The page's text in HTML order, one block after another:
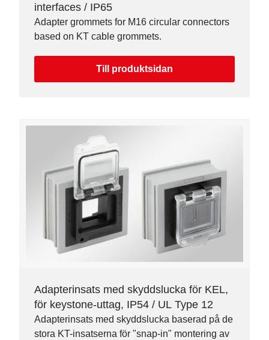
interfaces / IP65
Adapter grommets for M16 circular connectors
based on KT cable grommets.
Till produktsidan
Adapterinsats med skyddslucka för KEL,
för keystone-uttag, IP54 / UL Type 12
Adapterinsats med skyddslucka baserad på de
stora KT-insatserna för "snap-in" montering av